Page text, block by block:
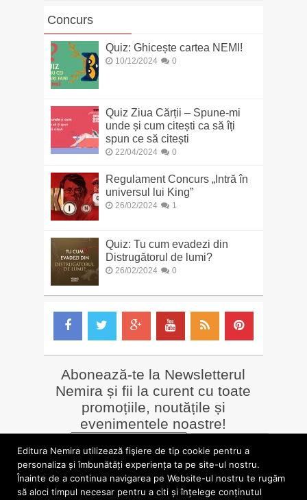
Concurs
Quiz: Ghicește cartea NEMI!
10/12/2024 0
Quiz Ziua Cărții – Spune-mi
unde și cum citești ca să îți
spun ce să citești
22/04/2024 0
Regulament Concurs „Intră în
universul lui King”
26/02/2024 1
Quiz: Tu cum evadezi din
Distrugătorul de lumi?
26/02/2024 0
Abonează-te la Newsletterul
Nemira și fii la curent cu toate
promoțiile, noutățile și
evenimentele noastre!
LIBRĂRII online
Alte siteuri
Editura Nemira utilizează fişiere de tip cookie pentru a
personaliza și îmbunătăți experiența ta pe site-ul nostru.
Înainte de a continua navigarea pe Website-ul nostru te rugăm
să aloci timpul necesar pentru a citi și înțelege conținutul